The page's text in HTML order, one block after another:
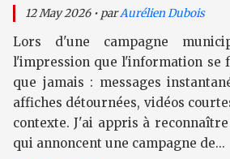
12 May 2026 • parAurélien Dubois
Lors d'une campagne
l'impression que l'information se
que jamais : messages
affiches détournées, vidéos
contexte. J'ai appris à
qui annoncent une campagne de...